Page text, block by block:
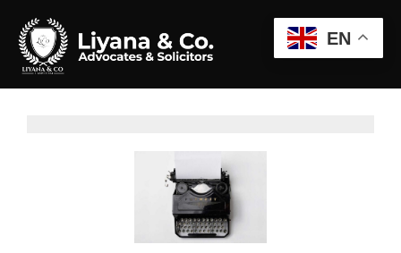
EN